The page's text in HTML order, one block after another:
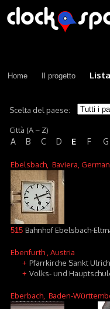
Home Il progetto
Scelta del paese:
Città (A – Z)
A B C D E F G
Ebelsbach , Baviera,
515 Bahnhof Ebelsbach-
Ebenfurth , Austria
+ Pfarrkirche Sankt
+ Volks- und
Eberbach , Baden-